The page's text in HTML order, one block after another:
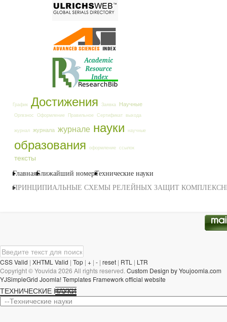
График Достижения Заявка Научные
Оргвзнос Оформление Правильное Сертификат выхода
журнал журнала журнале науки научные
образования оформление ссылок
тексты
ГлавнаяБлижайший номерТехнические науки
ПРИНЦИПИАЛЬНЫЕ СХЕМЫ РЕЛЕЙНЫХ ЗАЩИТ
CSS Valid | XHTML Valid | Top | + | - | reset | RTL | LTR
Copyright ©Youvida 2026 All rights reserved. Custom Design by Youjoomla.com
YJSimpleGrid Joomla! Templates Framework official website
ТЕХНИЧЕСКИЕ НАУКИ